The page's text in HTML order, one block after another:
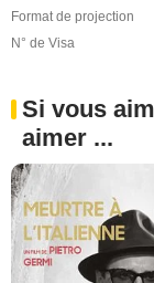
Format de projection
N° de Visa
Si vous
aimer ...